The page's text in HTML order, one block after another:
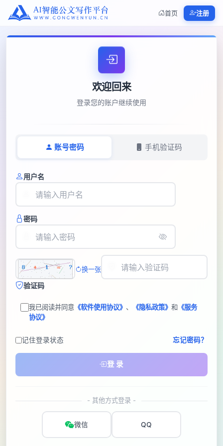
首页 注册
欢迎回来
登录您的账户继续使用
账号密码 手机验证码
用户名
密码
换一张
验证码
我已阅读并同意 《软件使用协议》 、 《隐私政策》 和 《服务
协议》
记住登录状态 忘记密码？
登 录
- 其他方式登录 -
微信 QQ